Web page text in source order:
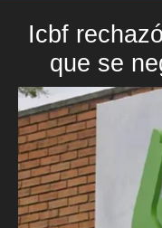
Icbf
que se